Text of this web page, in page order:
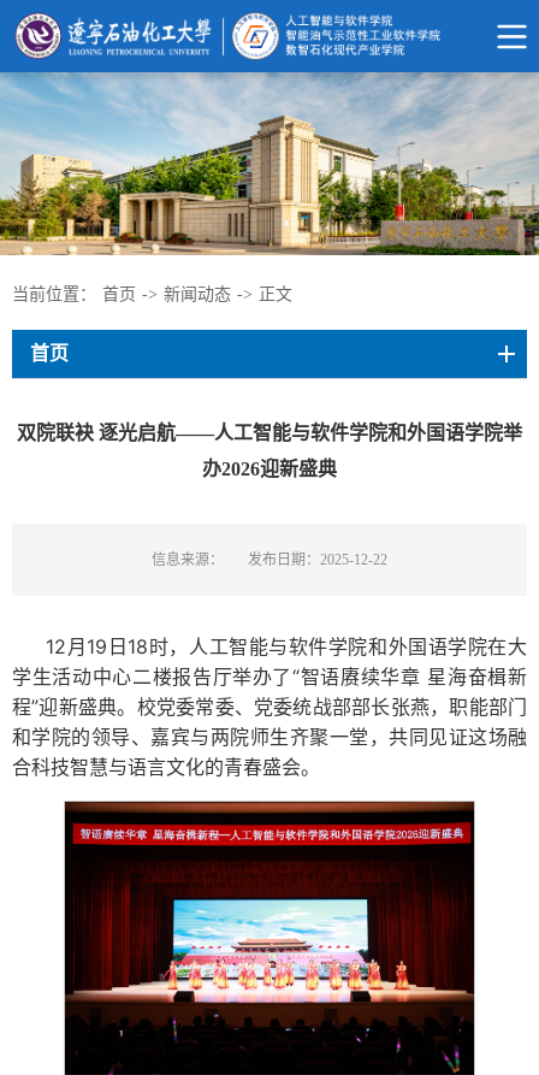
当前位置： 首页 -> 新闻动态 -> 正文
首页
双院联袂 逐光启航——人工智能与软件学院和外国语学院举
办2026迎新盛典
信息来源： 发布日期：2025-12-22
12月19日18时，人工智能与软件学院和外国语学院在大
学生活动中心二楼报告厅举办了“智语赓续华章 星海奋楫新
程”迎新盛典。校党委常委、党委统战部部长张燕，职能部门
和学院的领导、嘉宾与两院师生齐聚一堂，共同见证这场融
合科技智慧与语言文化的青春盛会。